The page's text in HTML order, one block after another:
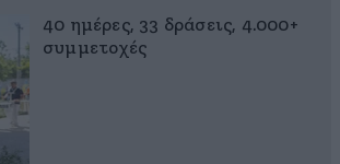
40 ημέρες, 33 δράσεις, 4.000+
συμμετοχές